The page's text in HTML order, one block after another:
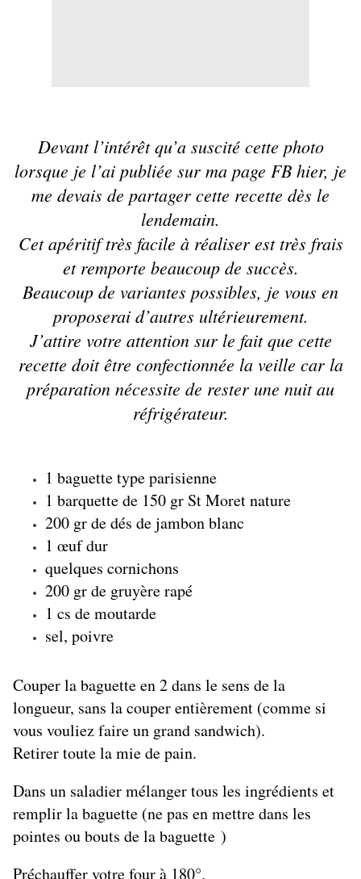
Devant l’intérêt qu’a suscité cette photo
lorsque je l’ai publiée sur ma page FB hier, je
me devais de partager cette recette dès le
lendemain.
Cetapéritiftrès facile à réaliser est très frais
et remporte beaucoup de succès.
Beaucoup de variantes possibles, je vous en
proposerai d’autres ultérieurement.
J’attire votre attention sur le fait que cette
recette doit être confectionnée la veille car la
préparation nécessite de rester une nuit au
réfrigérateur.
1 baguette type parisienne
1 barquette de 150 gr St Moret nature
200 gr de dés de jambon blanc
1 œuf dur
quelques cornichons
200 gr de gruyère rapé
1 cs de moutarde
sel, poivre
Couper la baguette en 2 dans le sens de la
longueur, sans la couper entièrement (comme si
vous vouliez faire un grand sandwich).
Retirer toute la mie de pain.
Dans un saladier mélanger tous les ingrédients et
remplir la baguette (ne pas en mettre dans les
pointes ou bouts de la baguette )
Préchauffer votre four à 180°.